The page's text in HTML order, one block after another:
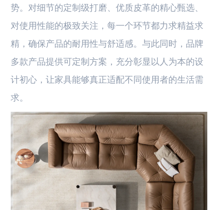
势。对细节的定制级打磨、优质皮革的精心甄选、
对使用性能的极致关注，每一个环节都力求精益求
精，确保产品的耐用性与舒适感。与此同时，品牌
多款产品提供可定制方案，充分彰显以人为本的设
计初心，让家具能够真正适配不同使用者的生活需
求。